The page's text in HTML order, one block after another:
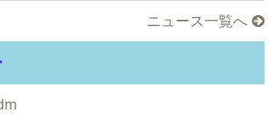
ニュース一覧へ